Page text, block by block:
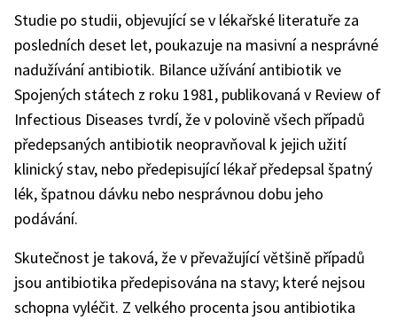
Studie po studii, objevující se v lékařské literatuře za
posledních deset let, poukazuje na masivní a nesprávné
nadužívání antibiotik. Bilance užívání antibiotik ve
Spojených státech z roku 1981, publikovaná v Review of
Infectious Diseases tvrdí, že v polovině všech případů
předepsaných antibiotik neopravňoval k jejich užití
klinický stav, nebo předepisující lékař předepsal špatný
lék, špatnou dávku nebo nesprávnou dobu jeho
podávání.
Skutečnost je taková, že v převažující většině případů
jsou antibiotika předepisována na stavy; které nejsou
schopna vyléčit. Z velkého procenta jsou antibiotika